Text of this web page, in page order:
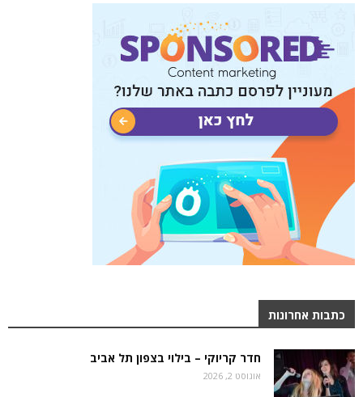
כתבות אחרונות
חדר קריוקי – בילוי בצפון תל אביב
אוגוסט 2, 2026